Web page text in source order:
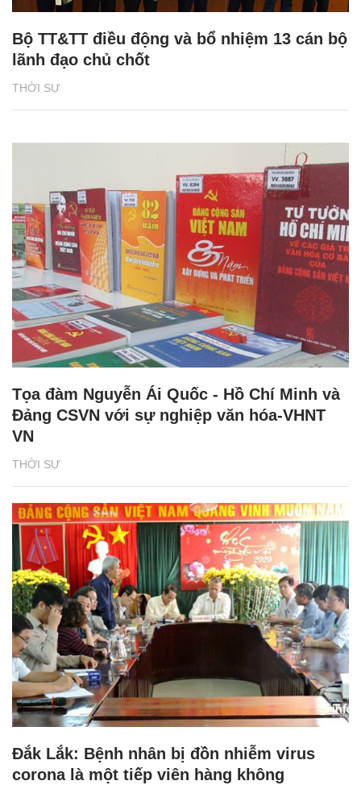
THỜI SỰ
Bộ TT&TT điều động và bổ nhiệm 13 cán bộ
lãnh đạo chủ chốt
THỜI SỰ
Tọa đàm Nguyễn Ái Quốc - Hồ Chí Minh và
Đảng CSVN với sự nghiệp văn hóa-VHNT
VN
Đắk Lắk: Bệnh nhân bị đồn nhiễm virus
corona là một tiếp viên hàng không